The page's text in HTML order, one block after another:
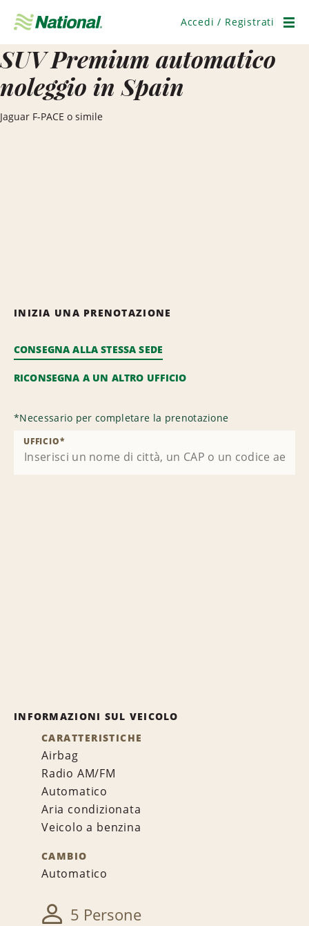
navigazione
Accedi / Registrati
SUV Premium automatico
noleggio in Spain
Jaguar F-PACE o simile
INIZIA UNA PRENOTAZIONE
CONSEGNA ALLA STESSA SEDE
RICONSEGNA A UN ALTRO UFFICIO
*Necessario per completare la prenotazione
UFFICIO*
INFORMAZIONI SUL VEICOLO
CARATTERISTICHE
Airbag
Radio AM/FM
Automatico
Aria condizionata
Veicolo a benzina
CAMBIO
Automatico
5 Persone